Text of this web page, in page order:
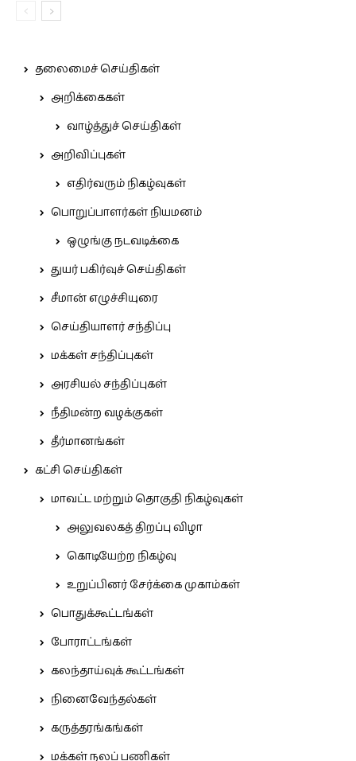
தலைமைச் செய்திகள்
அறிக்கைகள்
வாழ்த்துச் செய்திகள்
அறிவிப்புகள்
எதிர்வரும் நிகழ்வுகள்
பொறுப்பாளர்கள் நியமனம்
ஒழுங்கு நடவடிக்கை
துயர் பகிர்வுச் செய்திகள்
சீமான் எழுச்சியுரை
செய்தியாளர் சந்திப்பு
மக்கள் சந்திப்புகள்
அரசியல் சந்திப்புகள்
நீதிமன்ற வழக்குகள்
தீர்மானங்கள்
கட்சி செய்திகள்
மாவட்ட மற்றும் தொகுதி நிகழ்வுகள்
அலுவலகத் திறப்பு விழா
கொடியேற்ற நிகழ்வு
உறுப்பினர் சேர்க்கை முகாம்கள்
பொதுக்கூட்டங்கள்
போராட்டங்கள்
கலந்தாய்வுக் கூட்டங்கள்
நினைவேந்தல்கள்
கருத்தரங்கங்கள்
மக்கள் நலப் பணிகள்